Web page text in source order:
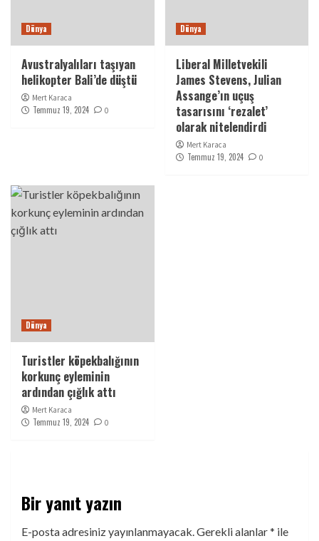
Dünya
Avustralyalıları taşıyan
helikopter Bali’de düştü
Mert Karaca
Temmuz 19, 2024 0
Dünya
Liberal Milletvekili
James Stevens, Julian
Assange’ın uçuş
tasarısını ‘rezalet’
olarak nitelendirdi
Mert Karaca
Temmuz 19, 2024 0
Dünya
Turistler köpekbalığının
korkunç eyleminin
ardından çığlık attı
Mert Karaca
Temmuz 19, 2024 0
Bir yanıt yazın
E-posta adresiniz yayınlanmayacak. Gerekli alanlar* ile